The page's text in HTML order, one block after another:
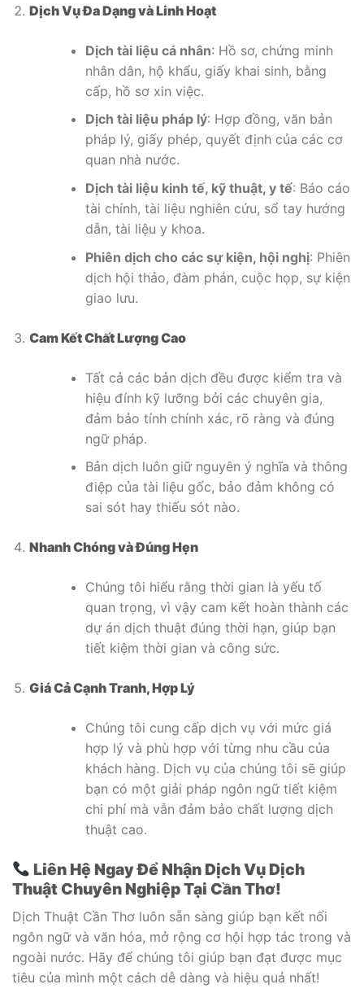
Dịch Vụ Đa Dạng và Linh Hoạt
Dịch tài liệu cá nhân: Hồ sơ, chứng minh
nhân dân, hộ khẩu, giấy khai sinh, bằng
cấp, hồ sơ xin việc.
Dịch tài liệu pháp lý: Hợp đồng, văn bản
pháp lý, giấy phép, quyết định của các cơ
quan nhà nước.
Dịch tài liệu kinh tế, kỹ thuật, y tế: Báo cáo
tài chính, tài liệu nghiên cứu, sổ tay hướng
dẫn, tài liệu y khoa.
Phiên dịch cho các sự kiện, hội nghị: Phiên
dịch hội thảo, đàm phán, cuộc họp, sự kiện
giao lưu.
Cam Kết Chất Lượng Cao
Tất cả các bản dịch đều được kiểm tra và
hiệu đính kỹ lưỡng bởi các chuyên gia,
đảm bảo tính chính xác, rõ ràng và đúng
ngữ pháp.
Bản dịch luôn giữ nguyên ý nghĩa và thông
điệp của tài liệu gốc, bảo đảm không có
sai sót hay thiếu sót nào.
Nhanh Chóng và Đúng Hẹn
Chúng tôi hiểu rằng thời gian là yếu tố
quan trọng, vì vậy cam kết hoàn thành các
dự án dịch thuật đúng thời hạn, giúp bạn
tiết kiệm thời gian và công sức.
Giá Cả Cạnh Tranh, Hợp Lý
Chúng tôi cung cấp dịch vụ với mức giá
hợp lý và phù hợp với từng nhu cầu của
khách hàng. Dịch vụ của chúng tôi sẽ giúp
bạn có một giải pháp ngôn ngữ tiết kiệm
chi phí mà vẫn đảm bảo chất lượng dịch
thuật cao.
Liên Hệ Ngay Để Nhận Dịch Vụ Dịch
Thuật Chuyên Nghiệp Tại Cần Thơ!
Dịch Thuật Cần Thơ luôn sẵn sàng giúp bạn kết nối
ngôn ngữ và văn hóa, mở rộng cơ hội hợp tác trong và
ngoài nước. Hãy để chúng tôi giúp bạn đạt được mục
tiêu của mình một cách dễ dàng và hiệu quả nhất!